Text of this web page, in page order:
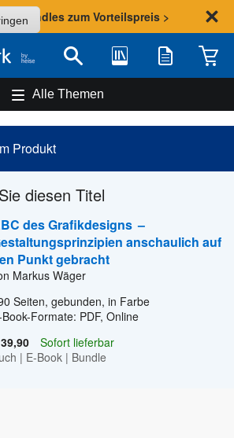
Bundles zum Vorteilspreis >
Suche Bibliothek Merkliste
Alle Themen
Produkt
diesen Titel
des Grafikdesigns –
anschaulich auf
Punkt gebracht
Markus Wäger
Seiten, gebunden, in Farbe
Book-Formate: PDF, Online
Sofort lieferbar
| E-Book | Bundle